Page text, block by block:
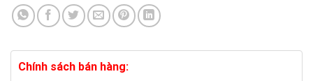
Chính sách bán hàng: